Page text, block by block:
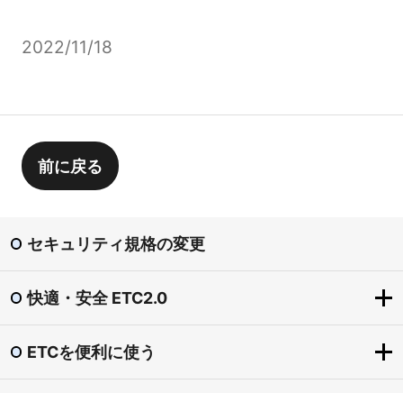
2022/11/18
前に戻る
セキュリティ規格の変更
快適・安全 ETC2.0
快適・安全 ETC2.0
ETCを便利に使う